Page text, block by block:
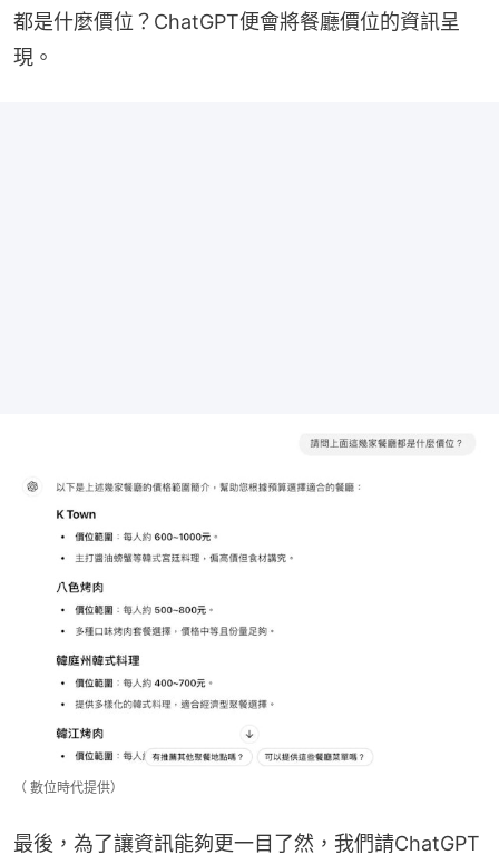
都是什麼價位？ChatGPT便會將餐廳價位的資訊呈
現。
（ 數位時代提供）
最後，為了讓資訊能夠更一目了然，我們請ChatGPT